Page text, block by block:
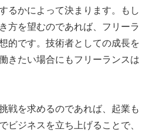
るかによって決まります。もし
方を望むのであれば、フリーラ
的です。技術者としての成長を
きたい場合にもフリーランスは
戦を求めるのであれば、起業も
ビジネスを立ち上げることで、